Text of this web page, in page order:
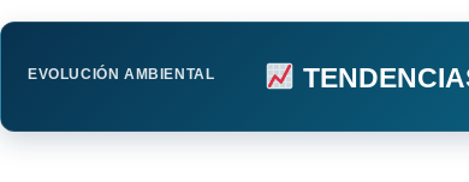
EVOLUCIÓN AMBIENTAL